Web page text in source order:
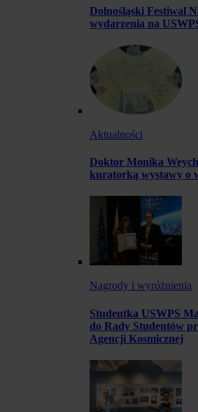
Dolnośląski Festiwal
wydarzenia na
Aktualności
Doktor Monika
kuratorką wystawy o
Nagrody i wyróżnienia
Studentka USWPS
do Rady Studentów
Agencji Kosmicznej